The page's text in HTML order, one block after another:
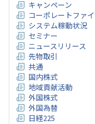
キャンペーン
コーポレートファ
システム稼動状況
セミナー
ニュースリリース
先物取引
共通
国内株式
地域貢献活動
外国株式
外国為替
日経225